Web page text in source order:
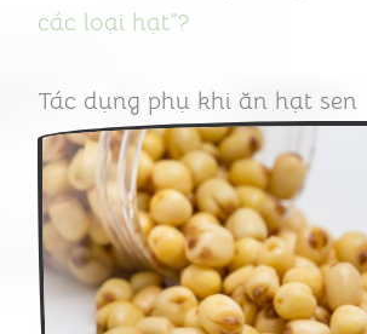
các loại hạt”?
Tác dụng phụ khi ăn hạt sen